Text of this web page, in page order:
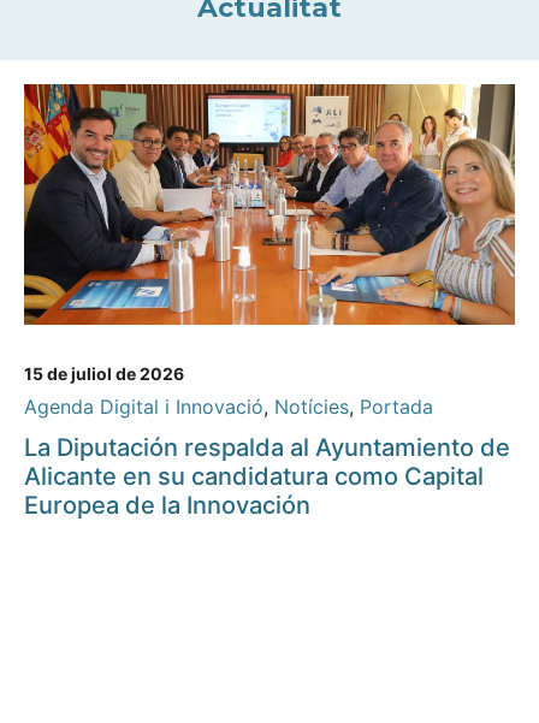
Actualitat
15 de juliol de 2026
Agenda Digital i Innovació, Notícies, Portada
La Diputación respalda al Ayuntamiento de
Alicante en su candidatura como Capital
Europea de la Innovación